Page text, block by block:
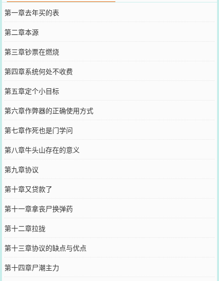
第一章去年买的表
第二章本源
第三章钞票在燃烧
第四章系统何处不收费
第五章定个小目标
第六章作弊器的正确使用方式
第七章作死也是门学问
第八章牛头山存在的意义
第九章协议
第十章又贷款了
第十一章拿丧尸换弹药
第十二章拉拢
第十三章协议的缺点与优点
第十四章尸潮主力